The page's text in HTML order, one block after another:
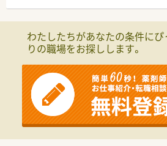
＜特徴・ポイントのご紹介＞
業務をサポートするために様々なシ
す。
その一つが約20年前から導入され、
処方箋受付から一連の調剤業務を連
か、
調剤過誤防止機能を高め、患者様と
す。
システム改修が必要な制度変更があ
る強みを生かしていきます。
わたしたちがあなたの条件にぴ
りの職場をお探しします。